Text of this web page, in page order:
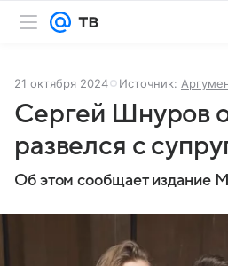
21 октября 2024 Источник:
Сергей Шнуров
развелся с
Об этом сообщает издание